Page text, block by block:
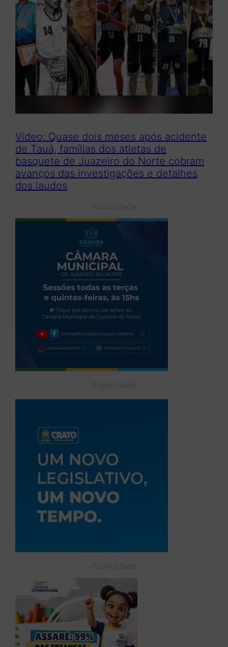
Vídeo: Quase dois meses após acidente
de Tauá, famílias dos atletas de
basquete de Juazeiro do Norte cobram
avanços das investigações e detalhes
dos laudos
Publicidade
Publicidade
Publicidade